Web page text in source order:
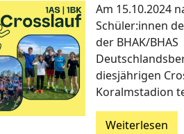
Am 15.10.2024
Schüler:innen
der BHAK/BHAS
diesjährigen
Koralmstadion
Weiterlesen